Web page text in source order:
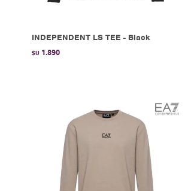
INDEPENDENT LS TEE - Black
$U 1.890